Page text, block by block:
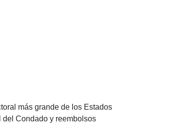
más grande de los Estados
Condado y reembolsos